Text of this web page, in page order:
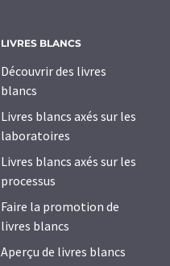
LIVRES BLANCS
Découvrir des livres
blancs
Livres blancs axés sur les
laboratoires
Livres blancs axés sur les
processus
Faire la promotion de
livres blancs
Aperçu de livres blancs